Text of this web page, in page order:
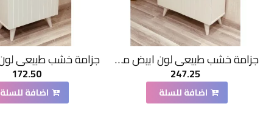
جزامة خشب طبيعي لون ابيض مقلم 2 باب 33*80*105سم
247.25
اضافة للسلة
172.50
اضافة للسلة